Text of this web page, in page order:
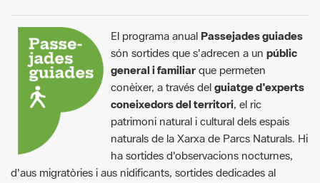
El programa anual Passejades guiades
són sortides que s'adrecen a un públic
general i familiar que permeten
conèixer, a través del guiatge d'experts
coneixedors del territori, el ric
patrimoni natural i cultural dels espais
naturals de la Xarxa de Parcs Naturals. Hi
ha sortides d'observacions nocturnes,
d'aus migratòries i aus nidificants, sortides dedicades al